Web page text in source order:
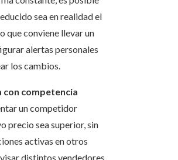
sea en realidad el
que conviene llevar un
alertas personales
los cambios.
competencia
un competidor
precio sea superior, sin
activas en otros
distintos vendedores